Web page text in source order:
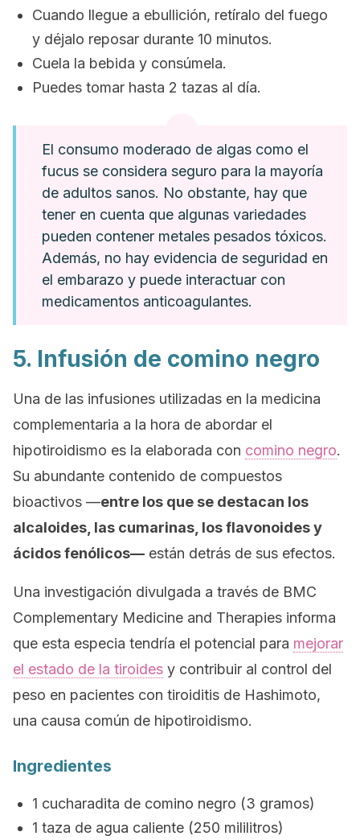
Cuando llegue a ebullición, retíralo del fuego
y déjalo reposar durante 10 minutos.
Cuela la bebida y consúmela.
Puedes tomar hasta 2 tazas al día.
El consumo moderado de algas como el
fucus se considera seguro para la mayoría
de adultos sanos. No obstante, hay que
tener en cuenta que algunas variedades
pueden contener metales pesados tóxicos.
Además, no hay evidencia de seguridad en
el embarazo y puede interactuar con
medicamentos anticoagulantes.
5. Infusión de comino negro
Una de las infusiones utilizadas en la medicina
complementaria a la hora de abordar el
hipotiroidismo es la elaborada con comino negro.
Su abundante contenido de compuestos
bioactivos —entre los que se destacan los
alcaloides, las cumarinas, los flavonoides y
ácidos fenólicos— están detrás de sus efectos.
Una investigación divulgada a través de BMC
Complementary Medicine and Therapies informa
que esta especia tendría el potencial para mejorar
el estado de la tiroides y contribuir al control del
peso en pacientes con tiroiditis de Hashimoto,
una causa común de hipotiroidismo.
Ingredientes
1 cucharadita de comino negro (3 gramos)
1 taza de agua caliente (250 mililitros)